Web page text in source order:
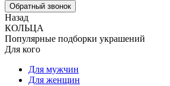
Обратный звонок
Назад
КОЛЬЦА
Популярные подборки украшений
Для кого
Для мужчин
Для женщин